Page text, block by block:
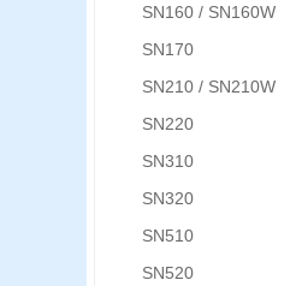
SN160 / SN160W
SN170
SN210 / SN210W
SN220
SN310
SN320
SN510
SN520